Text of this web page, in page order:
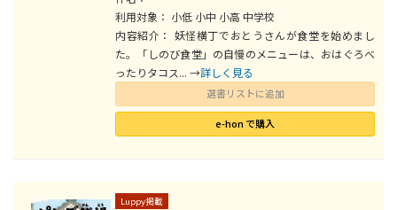
利用対象： 小低 小中 小高 中学校
内容紹介： 妖怪横丁でおとうさんが食堂を始めまし
た。「しのび食堂」の自慢のメニューは、おはぐろべ
ったりタコス... →詳しく見る
選書リストに追加
e-hon で購入
Luppy掲載